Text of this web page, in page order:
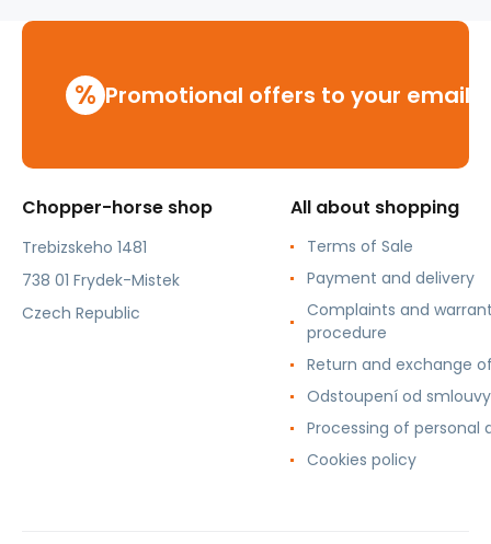
% Promotional offers to your email
Chopper-horse shop
Trebizskeho 1481
738 01 Frydek-Mistek
Czech Republic
All about shopping
Terms of Sale
Payment and delivery
Complaints and
procedure
Return and exchange
Odstoupení od smlouvy
Processing of personal
Cookies policy